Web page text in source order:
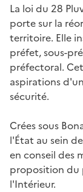
La loi du 28
porte sur la
territoire. Elle
préfet, sous-
préfectoral.
aspirations
sécurité.
Crées sous
l'État au sein
en conseil des
proposition du
l'Intérieur.